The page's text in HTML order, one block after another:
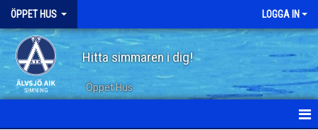
ÖPPET HUS LOGGA IN
Hitta simmaren i dig!
Öppet Hus